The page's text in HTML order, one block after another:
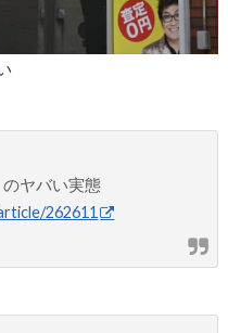
ヤバい実態
262611